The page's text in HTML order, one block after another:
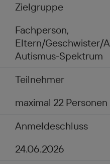
Zielgruppe
Fachperson,
Eltern/Geschwister/
Autismus-Spektrum
Teilnehmer
maximal 22 Personen
Anmeldeschluss
24.06.2026